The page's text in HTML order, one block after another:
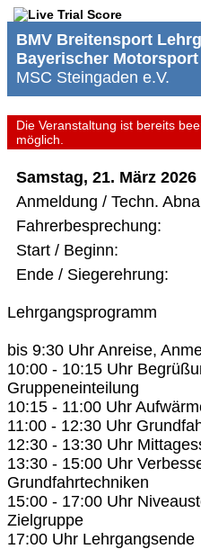
BMV Breitensport
Bayerischer Motorsport
MSC Steingaden e.V.
Die Veranstaltung ist bereits
möglich.
Samstag, 21. März 2026
Anmeldung / Techn.
Fahrerbesprechung:
Start / Beginn:
Ende / Siegerehrung:
Lehrgangsprogramm
bis 9:30 Uhr Anreise,
10:00 - 10:15 Uhr
Gruppeneinteilung
10:15 - 11:00 Uhr
11:00 - 12:30 Uhr
12:30 - 13:30 Uhr
13:30 - 15:00 Uhr
Grundfahrtechniken
15:00 - 17:00 Uhr
Zielgruppe
17:00 Uhr Lehrgangsende